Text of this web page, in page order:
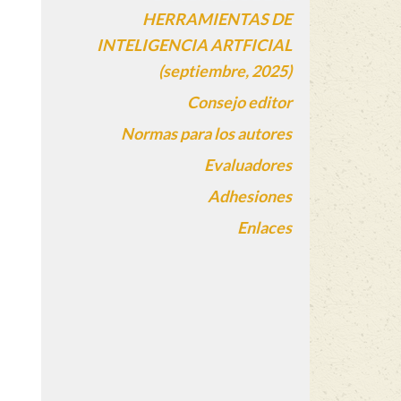
HERRAMIENTAS DE
INTELIGENCIA ARTFICIAL
(septiembre, 2025)
Consejo editor
Normas para los autores
Evaluadores
Adhesiones
Enlaces